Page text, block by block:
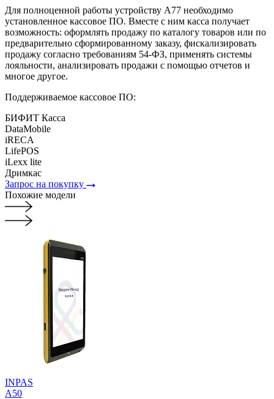
Для полноценной работы устройству А77 необходимо
установленное кассовое ПО. Вместе с ним касса получает
возможность: оформлять продажу по каталогу товаров или по
предварительно сформированному заказу, фискализировать
продажу согласно требованиям 54-ФЗ, применять системы
лояльности, анализировать продажи с помощью отчетов и
многое другое.
Поддерживаемое кассовое ПО:
БИФИТ Касса
DataMobile
iRECA
LifePOS
iLexx lite
Дримкас
Запрос на покупку
Похожие модели
INPAS
A50